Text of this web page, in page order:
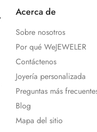
Acerca de
Sobre nosotros
Por qué WeJEWELER
Contáctenos
Joyería personalizada
Preguntas más
Blog
Mapa del sitio